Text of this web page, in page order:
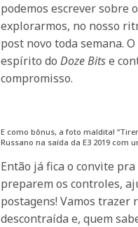
podemos escrever sobre
explorarmos, no nosso
post novo toda semana.
espírito doDoze Bitse
compromisso.
E como bônus, a foto maldita!
Russano na saída da E3 2019 com
Então já fica o convite
preparem os controles,
postagens! Vamos trazer
descontraída e, quem